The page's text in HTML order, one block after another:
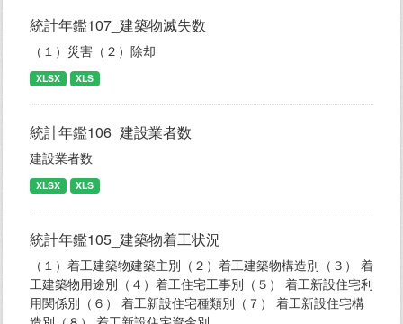
統計年鑑107_建築物滅失数
（１）災害（２）除却
XLSX XLS
統計年鑑106_建設業者数
建設業者数
XLSX XLS
統計年鑑105_建築物着工状況
（１）着工建築物建築主別（２）着工建築物構造別（３） 着
工建築物用途別（４）着工住宅工事別（５） 着工新設住宅利
用関係別（６） 着工新設住宅種類別（７） 着工新設住宅構